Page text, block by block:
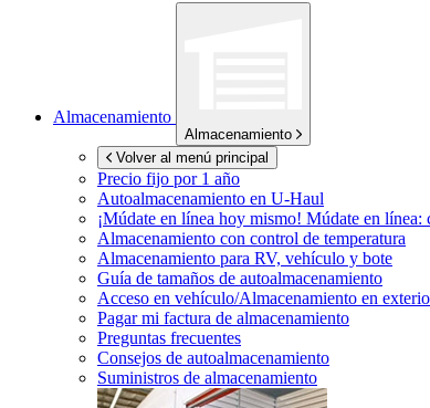
Almacenamiento
Almacenamiento
Volver al menú principal
Precio fijo por 1 año
Autoalmacenamiento en U-Haul
¡Múdate en línea hoy mismo! Múdate en línea:
Almacenamiento con control de temperatura
Almacenamiento para RV, vehículo y bote
Guía de tamaños de autoalmacenamiento
Acceso en vehículo/Almacenamiento en
Pagar mi factura de almacenamiento
Preguntas frecuentes
Consejos de autoalmacenamiento
Suministros de almacenamiento